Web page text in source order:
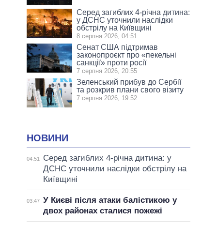
Серед загиблих 4-річна дитина:
у ДСНС уточнили наслідки
обстрілу на Київщині
8 серпня 2026, 04:51
Сенат США підтримав
законопроєкт про «пекельні
санкції» проти росії
7 серпня 2026, 20:55
Зеленський прибув до Сербії
та розкрив плани свого візиту
7 серпня 2026, 19:52
НОВИНИ
04:51
Серед загиблих 4-річна дитина: у
ДСНС уточнили наслідки обстрілу на
Київщині
03:47 У Києві після атаки балістикою у
двох районах сталися пожежі